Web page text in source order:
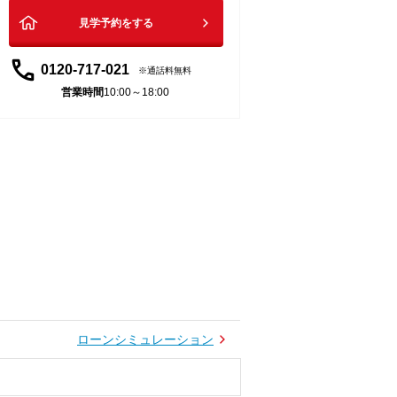
見学予約をする
0120-717-021 通話料無料
営業時間10:00～18:00
ローンシミュレーション